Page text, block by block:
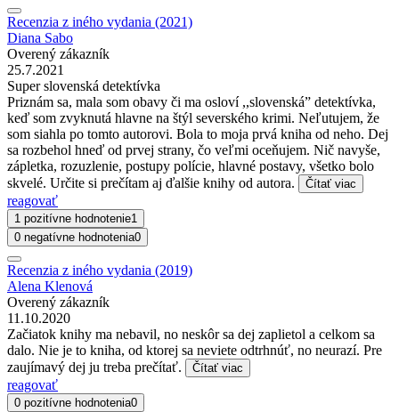
Recenzia z iného vydania (2021)
Diana Sabo
Overený zákazník
25.7.2021
Super slovenská detektívka
Priznám sa, mala som obavy či ma osloví ,,slovenská” detektívka,
keď som zvyknutá hlavne na štýl severského krimi. Neľutujem, že
som siahla po tomto autorovi. Bola to moja prvá kniha od neho. Dej
sa rozbehol hneď od prvej strany, čo veľmi oceňujem. Nič navyše,
zápletka, rozuzlenie, postupy polície, hlavné postavy, všetko bolo
skvelé. Určite si prečítam aj ďalšie knihy od autora.
Čítať viac
reagovať
1 pozitívne hodnotenie1
0 negatívne hodnotenia0
Recenzia z iného vydania (2019)
Alena Klenová
Overený zákazník
11.10.2020
Začiatok knihy ma nebavil, no neskôr sa dej zaplietol a celkom sa
dalo. Nie je to kniha, od ktorej sa neviete odtrhnúť, no neurazí. Pre
zaujímavý dej ju treba prečítať.
Čítať viac
reagovať
0 pozitívne hodnotenia0